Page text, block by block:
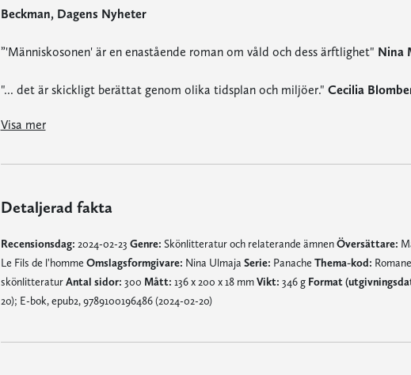
Beckman, Dagens Nyheter
”'Människosonen' är en enastående roman om våld och dess ärftlighet" Nina
"... det är skickligt berättat genom olika tidsplan och miljöer." Cecilia
Visa mer
Detaljerad fakta
Recensionsdag: 2024-02-23 Genre: Skönlitteratur och relaterande ämnenÖversättare:
Le Fils de l'homme Omslagsformgivare: Nina Ulmaja Serie: Panache Thema-kod:
skönlitteraturAntal sidor: 300 Mått: 136 x 200 x 18 mmVikt: 346 g Format
20); E-bok, epub2, 9789100196486 (2024-02-20)